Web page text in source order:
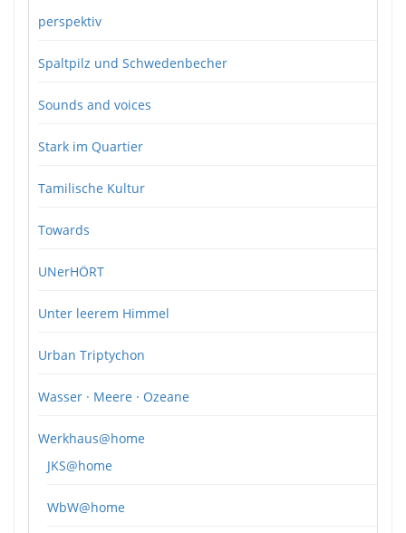
perspektiv
Spaltpilz und Schwedenbecher
Sounds and voices
Stark im Quartier
Tamilische Kultur
Towards
UNerHÖRT
Unter leerem Himmel
Urban Triptychon
Wasser · Meere · Ozeane
Werkhaus@home
JKS@home
WbW@home